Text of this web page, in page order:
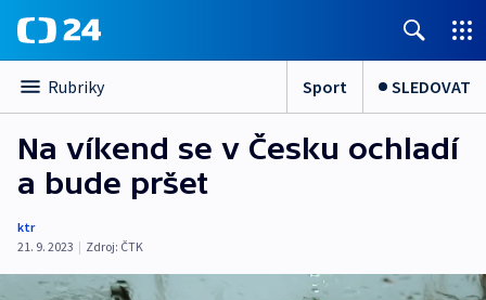
Rubriky Sport SLEDOVAT
Na víkend se v Česku ochladí
a bude pršet
ktr
21. 9. 2023 | Zdroj: ČTK